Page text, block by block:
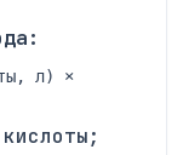
л) ×